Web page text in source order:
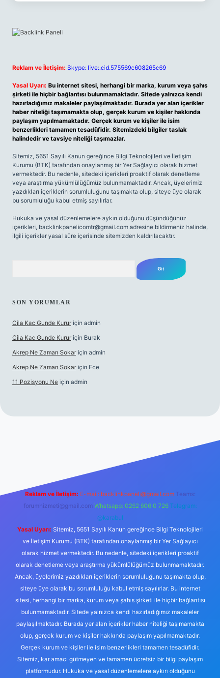
Reklam ve İletişim: Skype: live:.cid.575569c608265c69
Yasal Uyarı: Bu internet sitesi, herhangi bir marka, kurum veya şahıs
şirketi ile hiçbir bağlantısı bulunmamaktadır. Sitede yalnızca kendi
hazırladığımız makaleler paylaşılmaktadır. Burada yer alan içerikler
haber niteliği taşımamakta olup, gerçek kurum ve kişiler hakkında
paylaşım yapılmamaktadır. Gerçek kurum ve kişiler ile isim
benzerlikleri tamamen tesadüfidir. Sitemizdeki bilgiler taslak
halindedir ve tavsiye niteliği taşımazlar.
Sitemiz, 5651 Sayılı Kanun gereğince Bilgi Teknolojileri ve İletişim
Kurumu (BTK) tarafından onaylanmış bir Yer Sağlayıcı olarak hizmet
vermektedir. Bu nedenle, sitedeki içerikleri proaktif olarak denetleme
veya araştırma yükümlülüğümüz bulunmamaktadır. Ancak, üyelerimiz
yazdıkları içeriklerin sorumluluğunu taşımakta olup, siteye üye olarak
bu sorumluluğu kabul etmiş sayılırlar.
Hukuka ve yasal düzenlemelere aykırı olduğunu düşündüğünüz
içerikleri, backlinkpanelicomtr@gmail.com adresine bildirmeniz halinde,
ilgili içerikler yasal süre içerisinde sitemizden kaldırılacaktır.
SON YORUMLAR
Cila Kac Gunde Kurur için admin
Cila Kac Gunde Kurur için Burak
Akrep Ne Zaman Sokar için admin
Akrep Ne Zaman Sokar için Ece
11 Pozisyonu Ne için admin
Reklam ve İletişim: E-mail: backlinkpaneli@gmail.com Teams:
forumhizmeti@gmail.com Whatsapp: 0262 606 0 726 Telegram:
@karabul
Yasal Uyarı: Sitemiz, 5651 Sayılı Kanun gereğince Bilgi Teknolojileri
ve İletişim Kurumu (BTK) tarafından onaylanmış bir Yer Sağlayıcı
olarak hizmet vermektedir. Bu nedenle, sitedeki içerikleri proaktif
olarak denetleme veya araştırma yükümlülüğümüz bulunmamaktadır.
Ancak, üyelerimiz yazdıkları içeriklerin sorumluluğunu taşımakta olup,
siteye üye olarak bu sorumluluğu kabul etmiş sayılırlar. Bu internet
sitesi, herhangi bir marka, kurum veya şahıs şirketi ile hiçbir bağlantısı
bulunmamaktadır. Sitede yalnızca kendi hazırladığımız makaleler
paylaşılmaktadır. Burada yer alan içerikler haber niteliği taşımamakta
olup, gerçek kurum ve kişiler hakkında paylaşım yapılmamaktadır.
Gerçek kurum ve kişiler ile isim benzerlikleri tamamen tesadüfidir.
Sitemiz, kar amacı gütmeyen ve tamamen ücretsiz bir bilgi paylaşım
platformudur. Hukuka ve yasal düzenlemelere aykırı olduğunu